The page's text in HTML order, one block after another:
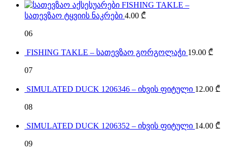
FISHING TAKLE –
სათევზაო ტყვიის ნაკრები 4.00 ₾
06
FISHING TAKLE – სათევზაო გორგოლაჭი 19.00 ₾
07
SIMULATED DUCK 1206346 – იხვის ფიტული 12.00 ₾
08
SIMULATED DUCK 1206352 – იხვის ფიტული 14.00 ₾
09